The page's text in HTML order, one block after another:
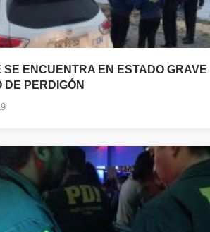
SE ENCUENTRA EN ESTADO GRAVE
DE PERDIGÓN